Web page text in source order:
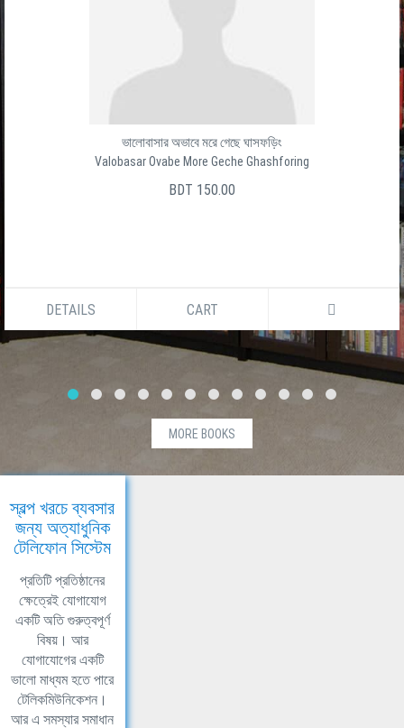
ভালোবাসার অভাবে মরে গেছে ঘাসফড়িং
Valobasar Ovabe More Geche Ghashforing
BDT 150.00
DETAILS CART
MORE BOOKS
স্বল্প খরচে ব্যবসার
জন্য অত্যাধুনিক
টেলিফোন সিস্টেম
প্রতিটি প্রতিষ্ঠানের
ক্ষেত্রেই যোগাযোগ
একটি অতি গুরুত্বপূর্ণ
বিষয়। আর
যোগাযোগের একটি
ভালো মাধ্যম হতে পারে
টেলিকমিউনিকেশন।
আর এ সমস্যার সমাধান